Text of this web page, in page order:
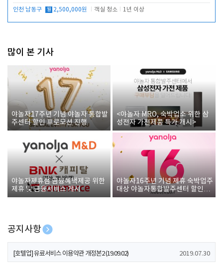
인천 남동구 월 2,500,000원 객실 청소 1년 이상
많이 본 기사
야놀자17주년 기념 야놀자 통합발
주센터 할인 프로모션 진행
<야놀자 MRO, 숙박업소 위한 삼
성전자 가전제품 특가 개시>
야놀자제휴점 금융혜택제공 위한
제휴 및 금융서비스 게시
야놀자16주년 기념 제휴 숙박업주
대상 야놀자통합발주센터 할인쿠
폰 증정
공지사항
[호텔업] 개인정보 처리방침 개정본1 (19.09.02)
[호텔업] 유료서비스 이용약관 개정본2 (19.09.02) 2019.07.30